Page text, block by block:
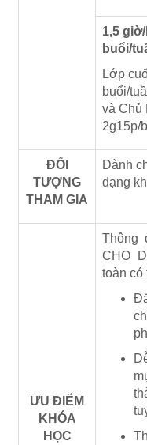
1,5
buổi/
Lớp
buổi/
và Chủ
2g15p/
ĐỐI
TƯỢNG
THAM GIA
Dành
dạng
ƯU ĐIỂM
KHÓA
HỌC
Thông
CHO
toàn có